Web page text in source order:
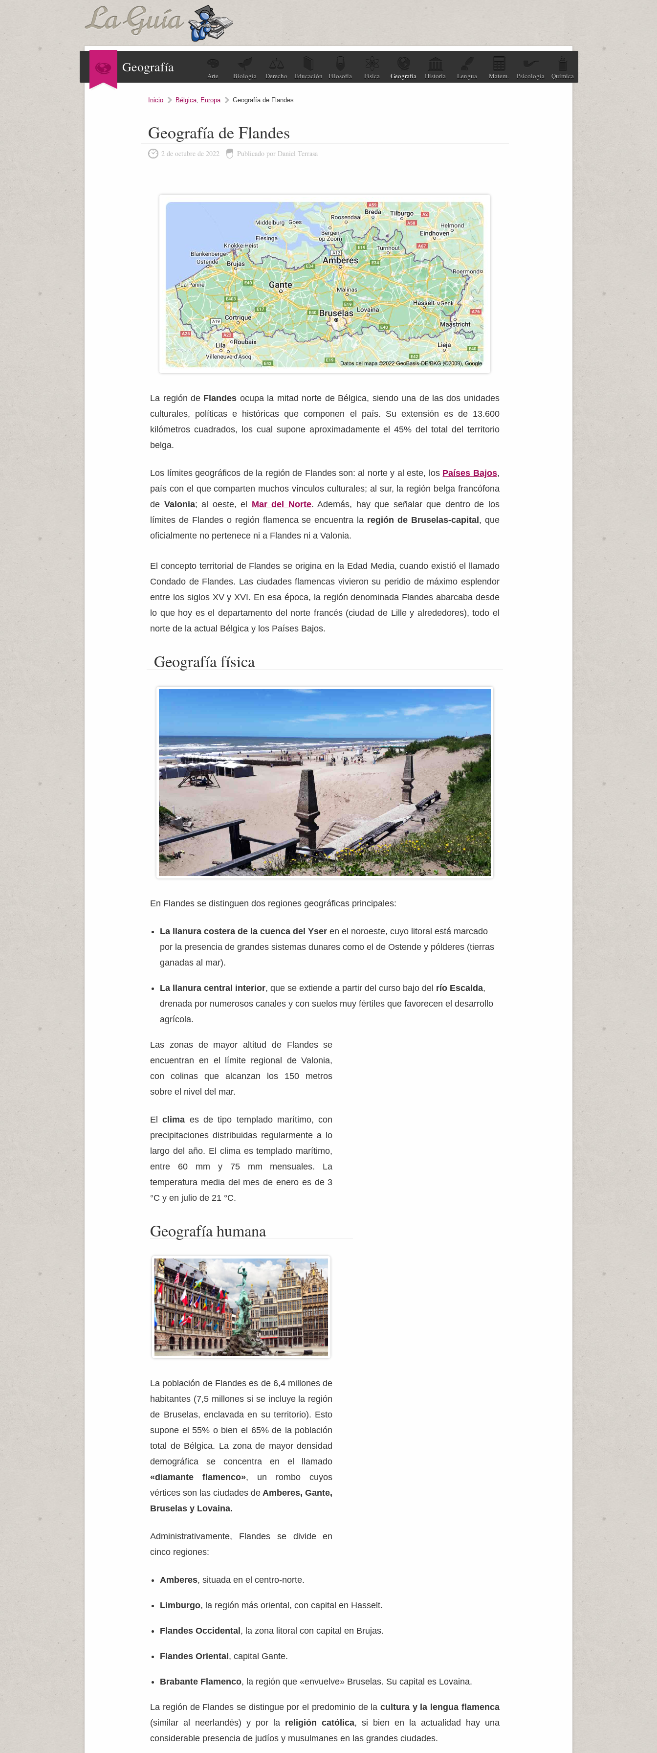
Geografía
Arte Biología Derecho Educación Filosofía Física Geografía Historia Lengua Matem. Psicología Química
Inicio Bélgica, Europa Geografía de Flandes
Geografía de Flandes
2 de octubre de 2022 Publicado por Daniel Terrasa
La región de Flandes ocupa la mitad norte de Bélgica, siendo una de las dos unidades
culturales, políticas e históricas que componen el país. Su extensión es de 13.600
kilómetros cuadrados, los cual supone aproximadamente el 45% del total del territorio
belga.
Los límites geográficos de la región de Flandes son: al norte y al este, los Países Bajos,
país con el que comparten muchos vínculos culturales; al sur, la región belga francófona
de Valonia; al oeste, el Mar del Norte. Además, hay que señalar que dentro de los
límites de Flandes o región flamenca se encuentra la región de Bruselas-capital , que
oficialmente no pertenece ni a Flandes ni a Valonia.
El concepto territorial de Flandes se origina en la Edad Media, cuando existió el llamado
Condado de Flandes. Las ciudades flamencas vivieron su peridio de máximo esplendor
entre los siglos XV y XVI. En esa época, la región denominada Flandes abarcaba desde
lo que hoy es el departamento del norte francés (ciudad de Lille y alrededores), todo el
norte de la actual Bélgica y los Países Bajos.
Geografía física
En Flandes se distinguen dos regiones geográficas principales:
La llanura costera de la cuenca del Yser en el noroeste, cuyo litoral está marcado
por la presencia de grandes sistemas dunares como el de Ostende y pólderes (tierras
ganadas al mar).
La llanura central interior, que se extiende a partir del curso bajo del río Escalda,
drenada por numerosos canales y con suelos muy fértiles que favorecen el desarrollo
agrícola.
Las zonas de mayor altitud de Flandes se
encuentran en el límite regional de Valonia,
con colinas que alcanzan los 150 metros
sobre el nivel del mar.
Elclima es de tipo templado marítimo, con
precipitaciones distribuidas regularmente a lo
largo del año. El clima es templado marítimo,
entre 60 mm y 75 mm mensuales. La
temperatura media del mes de enero es de 3
°C y en julio de 21 °C.
Geografía humana
La población de Flandes es de 6,4 millones de
habitantes (7,5 millones si se incluye la región
de Bruselas, enclavada en su territorio). Esto
supone el 55% o bien el 65% de la población
total de Bélgica. La zona de mayor densidad
demográfica se concentra en el llamado
«diamante flamenco», un rombo cuyos
vértices son las ciudades de Amberes, Gante,
Bruselas y Lovaina.
Administrativamente, Flandes se divide en
cinco regiones:
Amberes, situada en el centro-norte.
Limburgo, la región más oriental, con capital en Hasselt.
Flandes Occidental , la zona litoral con capital en Brujas.
Flandes Oriental , capital Gante.
Brabante Flamenco, la región que «envuelve» Bruselas. Su capital es Lovaina.
La región de Flandes se distingue por el predominio de la cultura y la lengua flamenca
(similar al neerlandés) y por la religión católica, si bien en la actualidad hay una
considerable presencia de judíos y musulmanes en las grandes ciudades.